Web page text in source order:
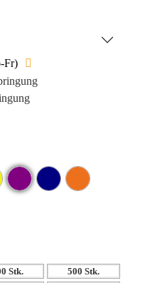
Alltag.
Fr)
Stk.
500 Stk.